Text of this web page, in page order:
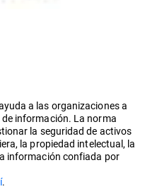
a las organizaciones a
información. La norma
la seguridad de activos
la propiedad intelectual, la
información confiada por
.